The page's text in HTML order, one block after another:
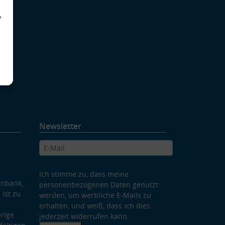
ist zu
Newsletter
Ich stimme zu, dass meine
personenbezogenen Daten genutzt
werden, um werbliche E-Mails zu
erhalten, und weiß, dass ich dies
jederzeit widerrufen kann.